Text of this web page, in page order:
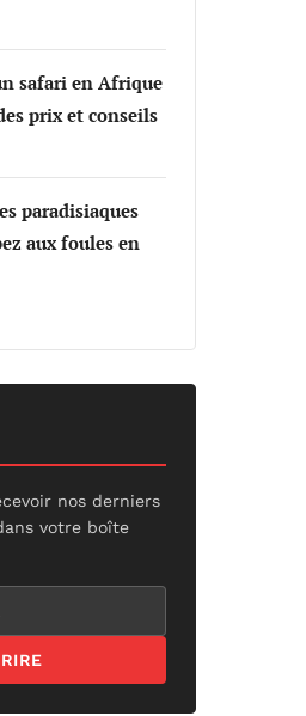
safari en Afrique
prix et conseils
paradisiaques
aux foules en
nos derniers
votre boîte